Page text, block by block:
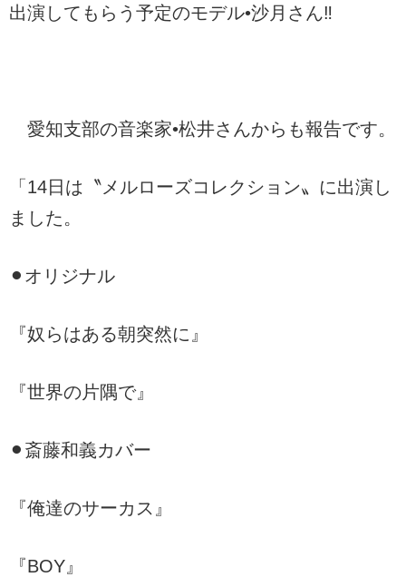
出演してもらう予定のモデル•沙月さん‼︎
愛知支部の音楽家•松井さんからも報告です。
「14日は〝メルローズコレクション〟に出演し
ました。
⚫︎オリジナル
『奴らはある朝突然に』
『世界の片隅で』
⚫︎斎藤和義カバー
『俺達のサーカス』
『BOY』